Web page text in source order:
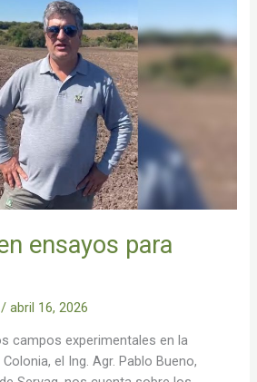
ensayos para
/abril 16, 2026
campos experimentales en la
el Ing. Agr. Pablo Bueno,